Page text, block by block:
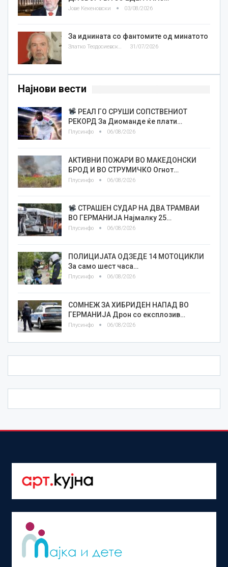
Јове Кекеновски 03/08/2026
За иднината со фантомите од минатото
Златко Теодосиевски 31/07/2026
Најнови вести
РЕАЛ ГО СРУШИ СОПСТВЕНИОТ
РЕКОРД За Диоманде ќе плати…
Плусинфо 06/08/2026
АКТИВНИ ПОЖАРИ ВО МАКЕДОНСКИ
БРОД И ВО СТРУМИЧКО Огнот…
Плусинфо 06/08/2026
СТРАШЕН СУДАР НА ДВА ТРАМВАИ
ВО ГЕРМАНИЈА Најмалку 25…
Плусинфо 06/08/2026
ПОЛИЦИЈАТА ОДЗЕДЕ 14 МОТОЦИКЛИ
За само шест часа…
Плусинфо 06/08/2026
СОМНЕЖ ЗА ХИБРИДЕН НАПАД ВО
ГЕРМАНИЈА Дрон со експлозив…
Плусинфо 06/08/2026